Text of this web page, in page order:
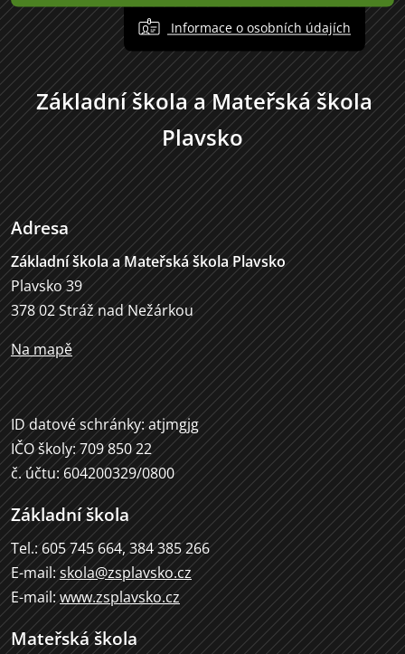
Informace o osobních údajích
Základní škola a Mateřská škola
Plavsko
Adresa
Základní škola a Mateřská škola Plavsko
Plavsko 39
378 02 Stráž nad Nežárkou
Na mapě
ID datové schránky: atjmgjg
IČO školy: 709 850 22
č. účtu: 604200329/0800
Základní škola
Tel.: 605 745 664, 384 385 266
E-mail: skola@zsplavsko.cz
E-mail: www.zsplavsko.cz
Mateřská škola